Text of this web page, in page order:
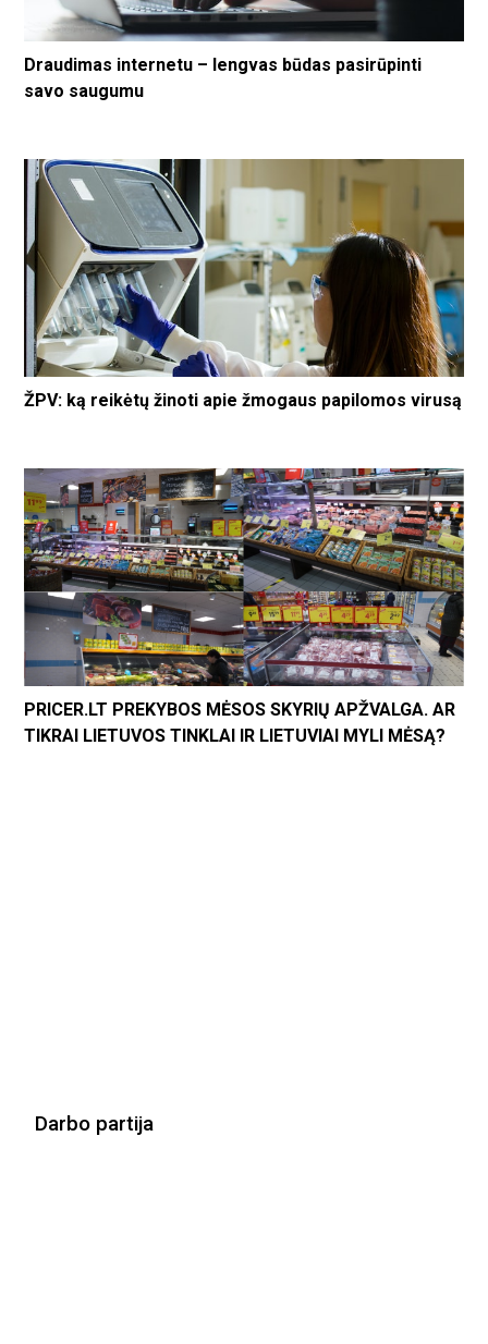
Draudimas internetu – lengvas būdas pasirūpinti
savo saugumu
ŽPV: ką reikėtų žinoti apie žmogaus papilomos virusą
PRICER.LT PREKYBOS MĖSOS SKYRIŲ APŽVALGA. AR
TIKRAI LIETUVOS TINKLAI IR LIETUVIAI MYLI MĖSĄ?
Darbo partija